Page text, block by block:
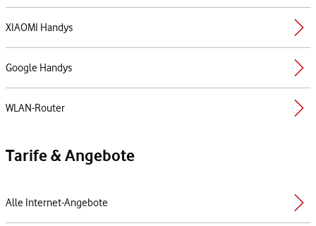
XIAOMI Handys
Google Handys
WLAN-Router
Tarife & Angebote
Alle Internet-Angebote